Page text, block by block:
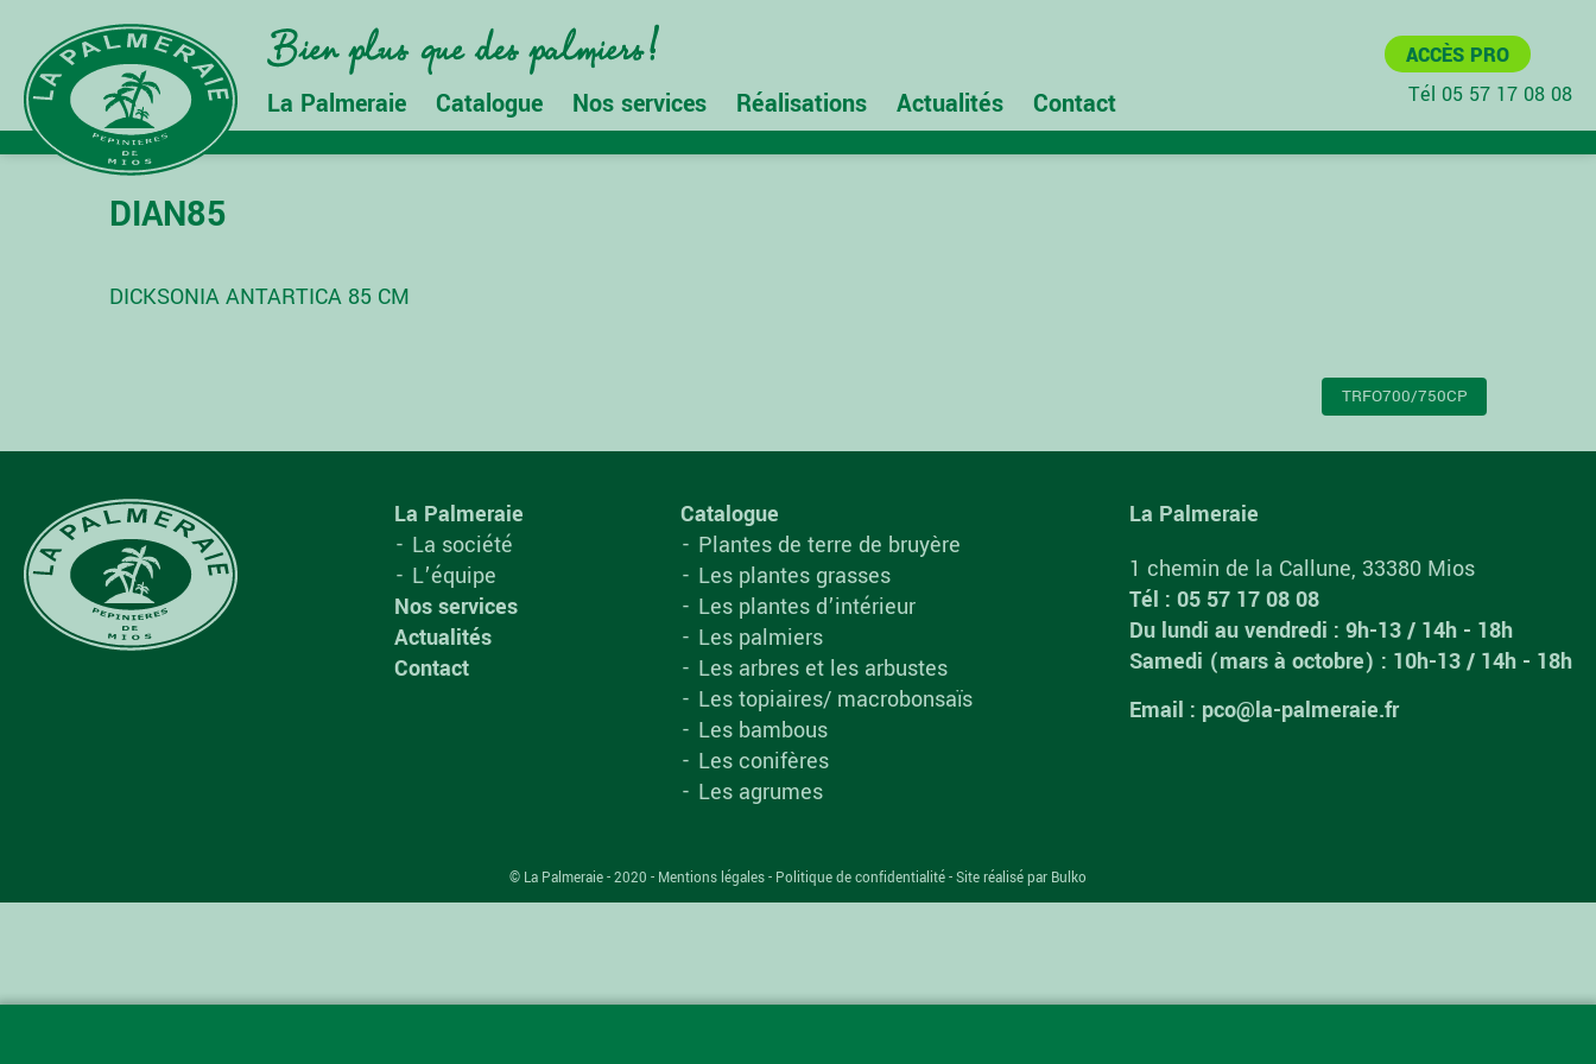
La Palmeraie Catalogue Nos services Réalisations Actualités Contact
ACCÈS PRO
Tél 05 57 17 08 08
DIAN85
DICKSONIA ANTARTICA 85 CM
TRFO700/750CP
La Palmeraie
La société
L’équipe
Nos services
Actualités
Contact
Catalogue
Plantes de terre de bruyère
Les plantes grasses
Les plantes d’intérieur
Les palmiers
Les arbres et les arbustes
Les topiaires/ macrobonsaïs
Les bambous
Les conifères
Les agrumes
La Palmeraie
1 chemin de la Callune, 33380 Mios
Tél : 05 57 17 08 08
Du lundi au vendredi : 9h-13 / 14h - 18h
Samedi (mars à octobre) : 10h-13 / 14h - 18h
Email : pco@la-palmeraie.fr
© La Palmeraie - 2020 - Mentions légales- Politique de confidentialité-Site réalisé par Bulko